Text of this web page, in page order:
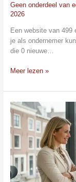
Geen onderdeel van
2026
Een website van 499
je als ondernemer
die 0 nieuwe…
Meer lezen »
Website
laten
maken
in
Utrecht:
De
gids
voor